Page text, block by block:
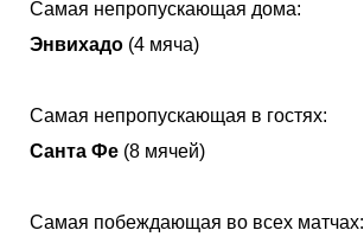
Самая непропускающая дома:
Энвихадо (4 мяча)
Самая непропускающая в гостях:
Санта Фе (8 мячей)
Самая побеждающая во всех матчах: